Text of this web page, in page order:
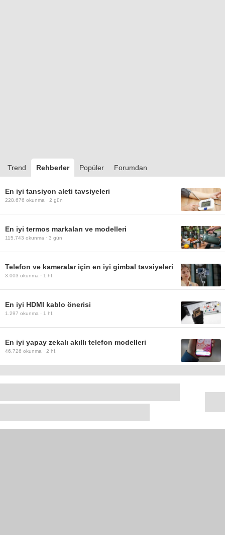
Trend Rehberler Popüler Forumdan
En iyi tansiyon aleti tavsiyeleri
228.676 okunma · 2 gün
En iyi termos markaları ve modelleri
115.743 okunma · 3 gün
Telefon ve kameralar için en iyi gimbal tavsiyeleri
3.003 okunma · 1 hf.
En iyi HDMI kablo önerisi
1.297 okunma · 1 hf.
En iyi yapay zekalı akıllı telefon modelleri
46.726 okunma · 2 hf.